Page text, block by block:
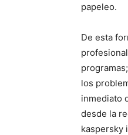
papeleo.
De esta
los
inmediato
desde la
kaspersky